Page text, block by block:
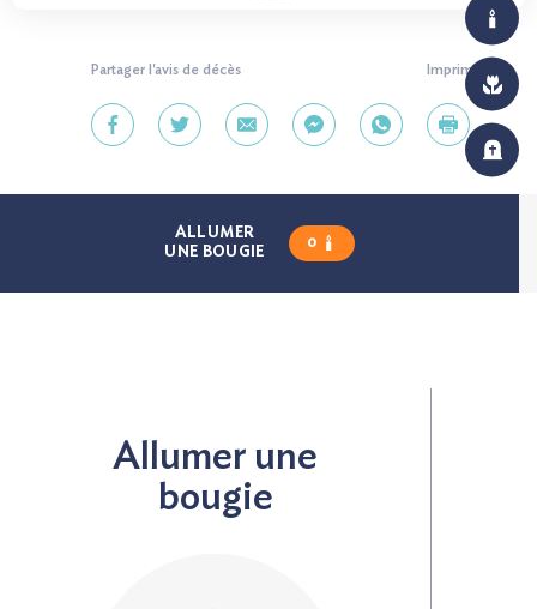
Partager l'avis de décès Imprimer
ALLUMER
UNE BOUGIE
0
Allumer une
bougie